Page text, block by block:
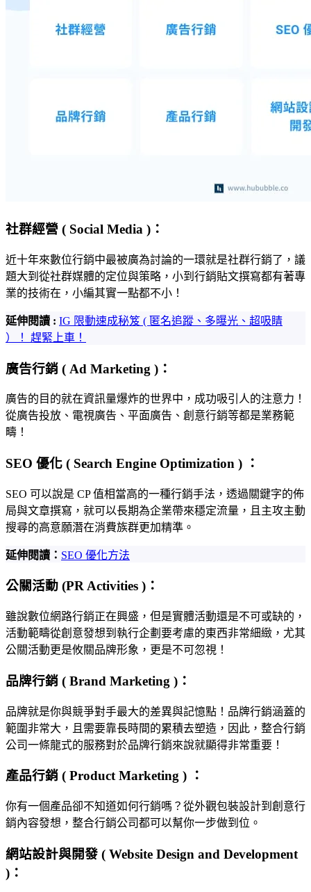
社群經營 ( Social Media )：
近十年來數位行銷中最被廣為討論的一環就是社群行銷了，議
題大到從社群媒體的定位與策略，小到行銷貼文撰寫都有著專
業的技術在，小編其實一點都不小！
延伸閱讀 : IG 限動速成秘笈 ( 匿名追蹤、多曝光、超吸睛
）！ 趕緊上車！
廣告行銷 ( Ad Marketing )：
廣告的目的就在資訊量爆炸的世界中，成功吸引人的注意力！
從廣告投放、電視廣告、平面廣告、創意行銷等都是業務範
疇！
SEO 優化 ( Search Engine Optimization ) ：
SEO 可以說是 CP 值相當高的一種行銷手法，透過關鍵字的佈
局與文章撰寫，就可以長期為企業帶來穩定流量，且主攻主動
搜尋的高意願潛在消費族群更加精準。
延伸閱讀： SEO 優化方法
公關活動 (PR Activities )：
雖說數位網路行銷正在興盛，但是實體活動還是不可或缺的，
活動範疇從創意發想到執行企劃要考慮的東西非常細緻，尤其
公關活動更是攸關品牌形象，更是不可忽視！
品牌行銷 ( Brand Marketing )：
品牌就是你與競爭對手最大的差異與記憶點！品牌行銷涵蓋的
範圍非常大，且需要靠長時間的累積去塑造，因此，整合行銷
公司一條龍式的服務對於品牌行銷來說就顯得非常重要！
產品行銷 ( Product Marketing ) ：
你有一個產品卻不知道如何行銷嗎？從外觀包裝設計到創意行
銷內容發想，整合行銷公司都可以幫你一步做到位。
網站設計與開發 ( Website Design and Development
)：